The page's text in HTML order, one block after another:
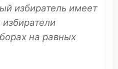
избиратель имеет
избиратели
на равных